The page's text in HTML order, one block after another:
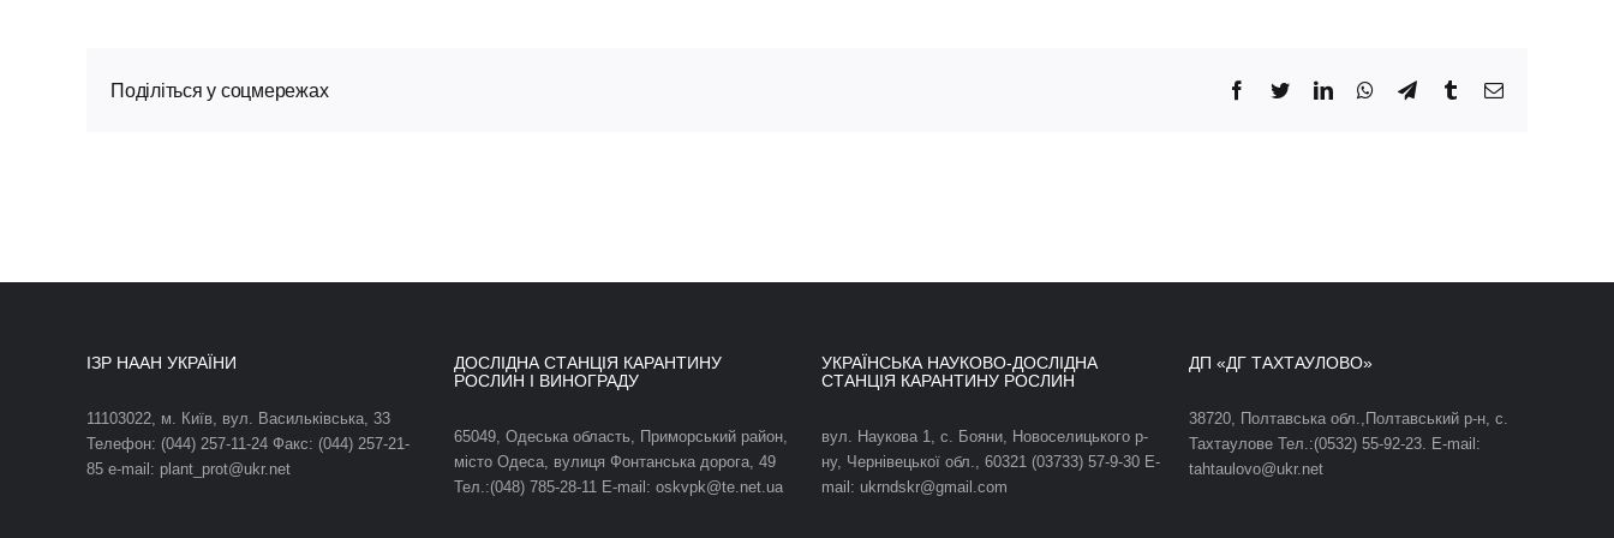
Поділіться у соцмережах Facebook
TwitterLinkedInWhatsApp
TelegramTumblrEmail
ІЗР НААН УКРАЇНИ
11103022, м. Київ, вул. Васильківська, 33
Телефон: (044) 257-11-24 Факс: (044) 257-21-
85 e-mail: plant_prot@ukr.net
ДОСЛІДНА СТАНЦІЯ КАРАНТИНУ
РОСЛИН І ВИНОГРАДУ
65049, Одеська область, Приморський район,
місто Одеса, вулиця Фонтанська дорога, 49
Тел.:(048) 785-28-11 E-mail: oskvpk@te.net.ua
УКРАЇНСЬКА НАУКОВО-ДОСЛІДНА
СТАНЦІЯ КАРАНТИНУ РОСЛИН
вул. Наукова 1, с. Бояни, Новоселицького р-
ну, Чернівецької обл., 60321 (03733) 57-9-30 E-
mail: ukrndskr@gmail.com
ДП «ДГ ТАХТАУЛОВО»
38720, Полтавська обл.,Полтавський р-н, с.
Тахтаулове Тел.:(0532) 55-92-23. E-mail:
tahtaulovo@ukr.net